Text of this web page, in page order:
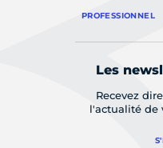
PROFESSIONNEL
Les
Recevez
l'actualité de